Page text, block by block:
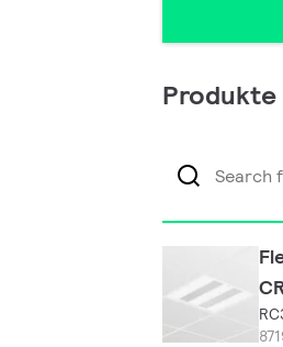
Produkte